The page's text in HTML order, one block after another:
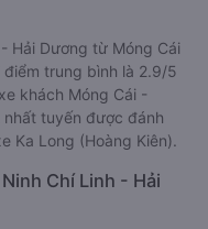
Hải Dương từ Móng Cái
trung bình là 2.9/5
khách Móng Cái -
nhất tuyến được đánh
Ka Long (Hoàng Kiên).
Chí Linh - Hải